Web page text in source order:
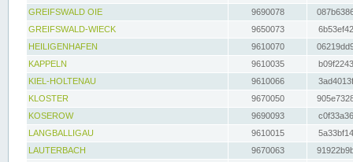
GREIFSWALD OIE
9690078
GREIFSWALD-WIECK
9650073
HEILIGENHAFEN
9610070
KAPPELN
9610035
KIEL-HOLTENAU
9610066
KLOSTER
9670050
KOSEROW
9690093
LANGBALLIGAU
9610015
LAUTERBACH
9670063